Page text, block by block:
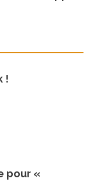
!
pour «